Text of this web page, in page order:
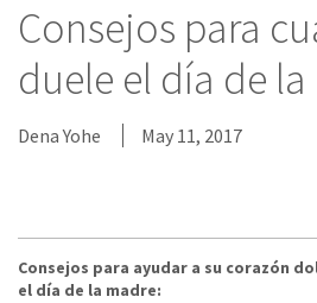
Consejos para
duele el día de
Dena Yohe May 11, 2017
Consejos para ayudar a su corazón
el día de la madre: